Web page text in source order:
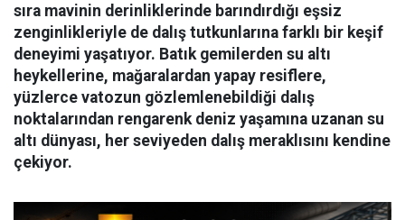
sıra mavinin derinliklerinde barındırdığı eşsiz
zenginlikleriyle de dalış tutkunlarına farklı bir keşif
deneyimi yaşatıyor. Batık gemilerden su altı
heykellerine, mağaralardan yapay resiflere,
yüzlerce vatozun gözlemlenebildiği dalış
noktalarından rengarenk deniz yaşamına uzanan su
altı dünyası, her seviyeden dalış meraklısını kendine
çekiyor.